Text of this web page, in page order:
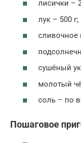
лисички –
лук – 500 г;
сливочное
сушёный
молотый
соль – по
Пошаговое